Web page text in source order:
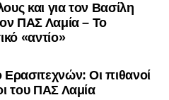
και για τον Βασίλη
ΠΑΣ Λαμία – Το
«αντίο»
Οι πιθανοί
του ΠΑΣ Λαμία